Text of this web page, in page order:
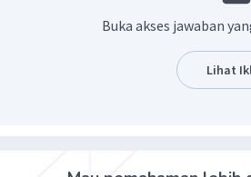
= 10/(1-(1/2))Buka akses jawaban
Lihat